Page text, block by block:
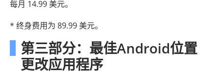
每月 14.99 美元。
* 终身费用为 89.99 美元。
第三部分：最佳Android位置
更改应用程序